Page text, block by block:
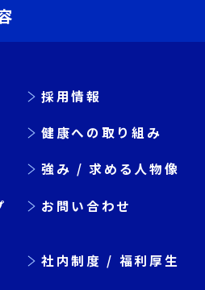
採用情報
健康への取り組み
強み / 求める人物像
お問い合わせ
社内制度 / 福利厚生